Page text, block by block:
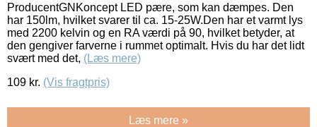
ProducentGNKoncept LED pære, som kan dæmpes. Den
har 150lm, hvilket svarer til ca. 15-25W.Den har et varmt lys
med 2200 kelvin og en RA værdi på 90, hvilket betyder, at
den gengiver farverne i rummet optimalt. Hvis du har det lidt
svært med det, (Læs mere)
109 kr. (Vis fragtpris)
Læs mere »